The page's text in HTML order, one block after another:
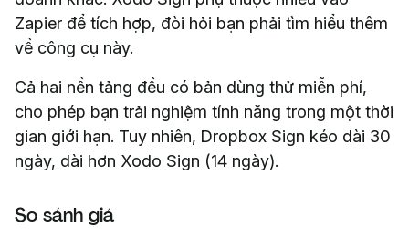
Zapier để tích hợp, đòi hỏi bạn phải tìm hiểu thêm
về công cụ này.
Cả hai nền tảng đều có bản dùng thử miễn phí,
cho phép bạn trải nghiệm tính năng trong một thời
gian giới hạn. Tuy nhiên, Dropbox Sign kéo dài 30
ngày, dài hơn Xodo Sign (14 ngày).
So sánh giá